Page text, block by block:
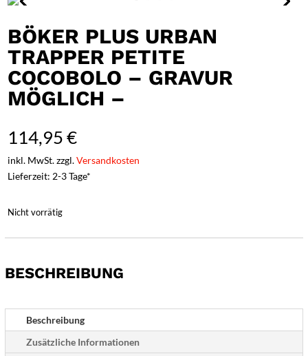
BÖKER PLUS URBAN
TRAPPER PETITE
COCOBOLO – GRAVUR
MÖGLICH –
114,95€
inkl. MwSt. zzgl.Versandkosten
Lieferzeit: 2-3 Tage*
Nicht vorrätig
BESCHREIBUNG
Beschreibung
Zusätzliche Informationen